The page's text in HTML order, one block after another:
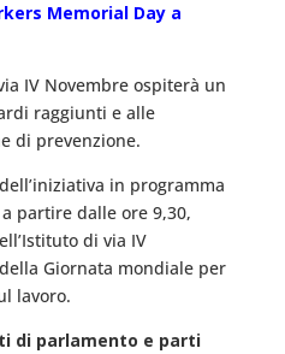
Memorial Day a
IV Novembre ospiterà un
raggiunti e alle
di prevenzione.
in programma
partire dalle ore 9,30,
di via IV
Giornata mondiale per
lavoro.
di parlamento e parti